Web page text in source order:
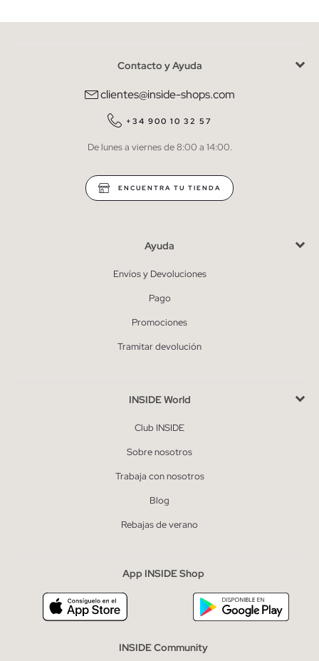
He leído y entiendo lapolítica de privacidad
QUIERO SUSCRIBIRME
* Puedes cancelar la suscripción en cualquier momento.
Contacto y Ayuda
clientes@inside-shops.com
+34 900 10 32 57
De lunes a viernes de 8:00 a 14:00.
ENCUENTRA TU TIENDA
Ayuda
Envíos y Devoluciones
Pago
Promociones
Tramitar devolución
INSIDE World
Club INSIDE
Sobre nosotros
Trabaja con nosotros
Blog
Rebajas de verano
App INSIDE Shop
INSIDE Community